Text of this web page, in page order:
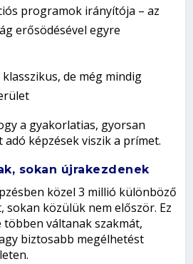
programok irányítója – az
erősödésével egyre
de még mindig
a gyakorlatias, gyorsan
képzések viszik a prímet.
sokan újrakezdenek
közel 3 millió különböző
sokan közülük nem először. Ez
váltanak szakmát,
biztosabb megélhetést